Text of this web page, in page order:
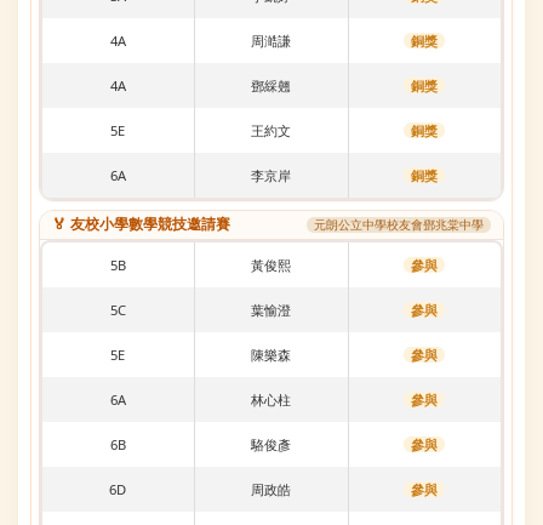
4A 周澔謙 銅獎
4A 鄧綵翹 銅獎
5E 王約文 銅獎
6A 李京岸 銅獎
🏅 友校小學數學競技邀請賽 元朗公立中學校友會鄧兆棠中學
5B 黃俊熙 參與
5C 葉愉澄 參與
5E 陳樂森 參與
6A 林心柱 參與
6B 駱俊彥 參與
6D 周政皓 參與